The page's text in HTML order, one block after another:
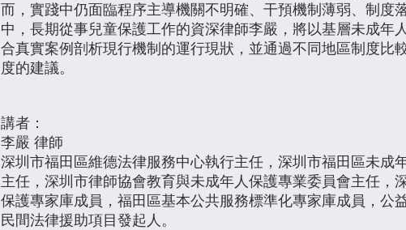
而，實踐中仍面臨程序主導機關不明確、干預機制薄弱、制度
中，長期從事兒童保護工作的資深律師李嚴，將以基層未成年
合真實案例剖析現行機制的運行現狀，並通過不同地區制度比
度的建議。
講者：
李嚴 律師
深圳市福田區維德法律服務中心執行主任，深圳市福田區未成
主任，深圳市律師協會教育與未成年人保護專業委員會主任，
保護專家庫成員，福田區基本公共服務標準化專家庫成員，公
民間法律援助項目發起人。